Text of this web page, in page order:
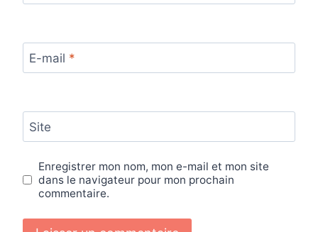
E-mail *
Site
Enregistrer mon nom, mon e-mail et mon site
dans le navigateur pour mon prochain
commentaire.